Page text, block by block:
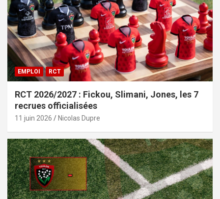
EMPLOI RCT
RCT 2026/2027 : Fickou, Slimani, Jones, les 7
recrues officialisées
11 juin 2026 Nicolas Dupre